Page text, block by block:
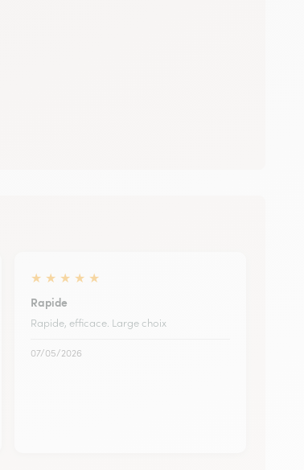
★ ★ ★ ★ ★
Rapide
Rapide, efficace. Large choix
07/05/2026